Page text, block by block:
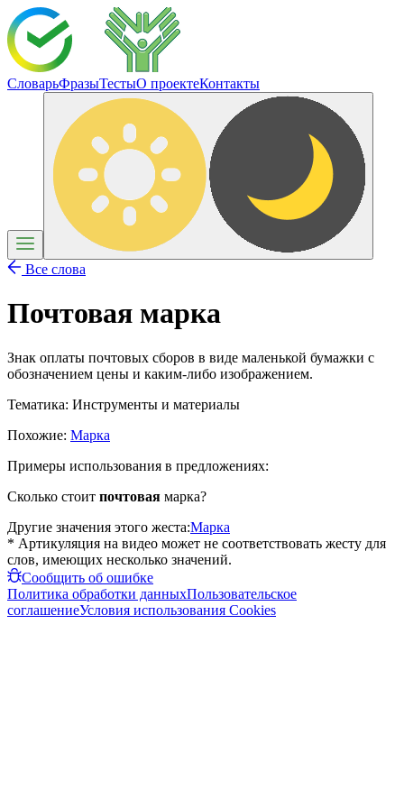
СловарьФразыТестыО проектеКонтакты
Все слова
Почтовая марка
Знак оплаты почтовых сборов в виде маленькой бумажки с
обозначением цены и каким-либо изображением.
Тематика: Инструменты и материалы
Похожие: Марка
Примеры использования в предложениях:
Сколько стоит почтовая марка?
Другие значения этого жеста:Марка
* Артикуляция на видео может не соответствовать жесту для
слов, имеющих несколько значений.
Сообщить об ошибке
Политика обработки данныхПользовательское
соглашениеУсловия использования Cookies